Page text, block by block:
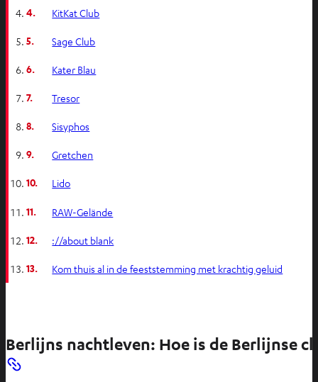
4. KitKat Club
5. Sage Club
6. Kater Blau
7. Tresor
8. Sisyphos
9. Gretchen
10. Lido
11. RAW-Gelände
12. ://about blank
13. Kom thuis al in de feeststemming met krachtig geluid
Berlijns nachtleven: Hoe is de Berlijnse